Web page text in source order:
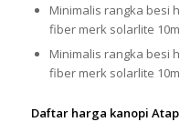
Minimalis rangka besi
fiber merk solarlite
Minimalis rangka besi
fiber merk solarlite
Daftar harga kanopi